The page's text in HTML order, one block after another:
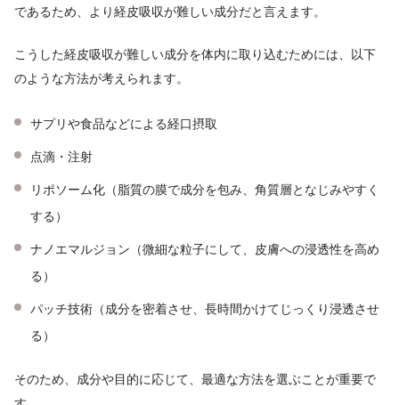
であるため、より経皮吸収が難しい成分だと言えます。
こうした経皮吸収が難しい成分を体内に取り込むためには、以下
のような方法が考えられます。
サプリや食品などによる経口摂取
点滴・注射
リポソーム化（脂質の膜で成分を包み、角質層となじみやすく
する）
ナノエマルジョン（微細な粒子にして、皮膚への浸透性を高め
る）
パッチ技術（成分を密着させ、長時間かけてじっくり浸透させ
る）
そのため、成分や目的に応じて、最適な方法を選ぶことが重要で